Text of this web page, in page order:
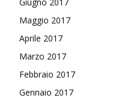
Maggio 2017
Aprile 2017
Marzo 2017
Febbraio 2017
Gennaio 2017